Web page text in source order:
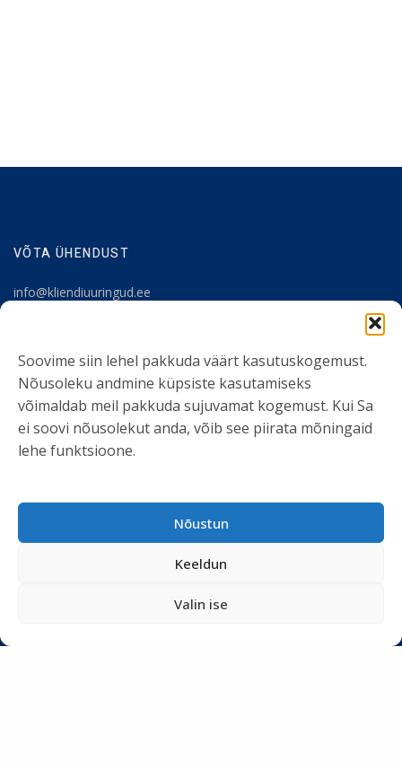
Soovime siin lehel pakkuda väärt kasutuskogemust.
Nõusoleku andmine küpsiste kasutamiseks
võimaldab meil pakkuda sujuvamat kogemust. Kui Sa
ei soovi nõusolekut anda, võib see piirata mõningaid
lehe funktsioone.
Nõustun
Keeldun
Valin ise
VÕTA ÜHENDUST
info@kliendiuuringud.ee
KASULIK INFO
Teenused
Tööriistad
Blogi